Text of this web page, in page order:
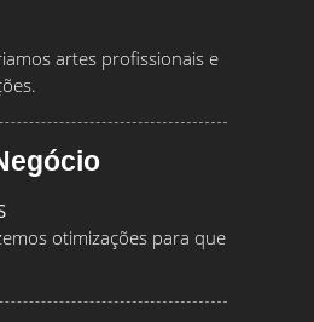
artes profissionais e
otimizações para que